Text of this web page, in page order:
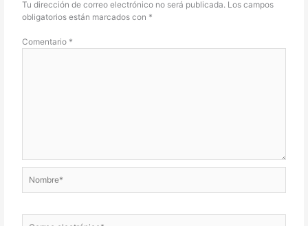
Tu dirección de correo electrónico no será publicada. Los campos
obligatorios están marcados con *
Comentario *